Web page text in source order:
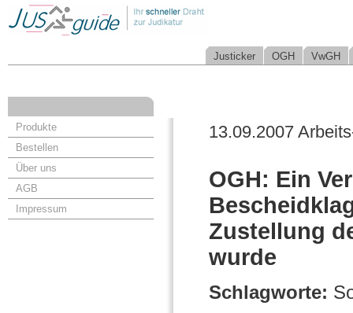
Justicker OGH VwGH
Produkte
Bestellen
Über uns
AGB
Impressum
13.09.2007
OGH: Ein
Zustellung
wurde
Schlagworte: